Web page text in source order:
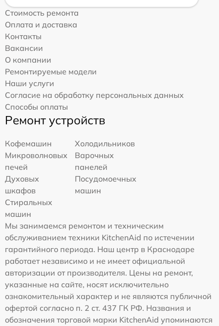
Стоимость ремонта
Оплата и доставка
Контакты
Вакансии
О компании
Ремонтируемые модели
Наши услуги
Согласие на обработку персональных данных
Способы оплаты
Ремонт устройств
Кофемашин
Холодильников
Микроволновых
печей
Варочных
панелей
Духовых
шкафов
Посудомоечных
машин
Стиральных
машин
Мы занимаемся ремонтом и техническим
обслуживанием техники KitchenAid по истечении
гарантийного периода. Наш центр в Краснодаре
работает независимо и не имеет официальной
авторизации от производителя. Цены на ремонт,
указанные на сайте, носят исключительно
ознакомительный характер и не являются публичной
офертой согласно п. 2 ст. 437 ГК РФ. Названия и
обозначения торговой марки KitchenAid упоминаются